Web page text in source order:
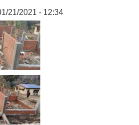
21/2021 - 12:34